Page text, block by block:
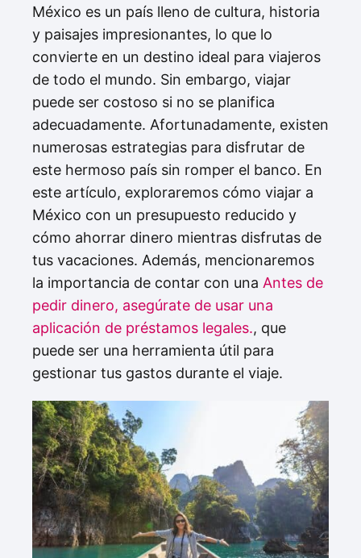
México es un país lleno de cultura, historia
y paisajes impresionantes, lo que lo
convierte en un destino ideal para viajeros
de todo el mundo. Sin embargo, viajar
puede ser costoso si no se planifica
adecuadamente. Afortunadamente, existen
numerosas estrategias para disfrutar de
este hermoso país sin romper el banco. En
este artículo, exploraremos cómo viajar a
México con un presupuesto reducido y
cómo ahorrar dinero mientras disfrutas de
tus vacaciones. Además, mencionaremos
la importancia de contar con una Antes de
pedir dinero, asegúrate de usar una
aplicación de préstamos legales., que
puede ser una herramienta útil para
gestionar tus gastos durante el viaje.